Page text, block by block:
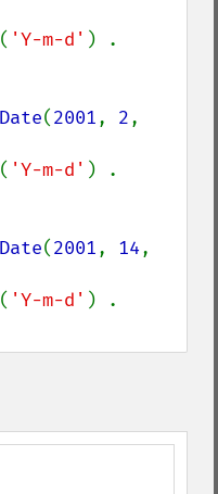
( 'Y-m-d'
(2001, 2
( 'Y-m-d'
(2001, 14
( 'Y-m-d'